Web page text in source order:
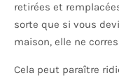
retirées et
sorte que si vous
maison, elle ne
Cela peut paraître